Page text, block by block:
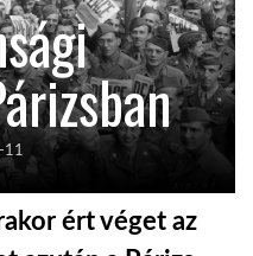
11
ért véget az